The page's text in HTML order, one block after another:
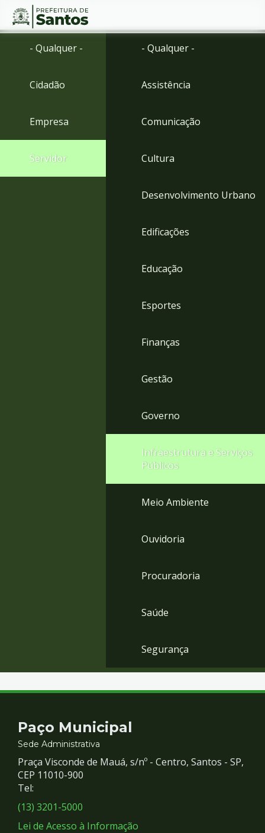
Ir
menu
para
Conteúdo
- Qualquer -
Cidadão
Empresa
Servidor
- Qualquer -
Assistência
Comunicação
Cultura
Desenvolvimento Urbano
Edificações
Educação
Esportes
Finanças
Gestão
Governo
Infraestrutura e Serviços
Públicos
Meio Ambiente
Ouvidoria
Procuradoria
Saúde
Segurança
Contato
e
Redes
Sociais
Paço Municipal
Sede Administrativa
Praça Visconde de Mauá, s/nº - Centro, Santos - SP,
CEP 11010-900
Tel:
(13) 3201-5000
Lei de Acesso à Informação